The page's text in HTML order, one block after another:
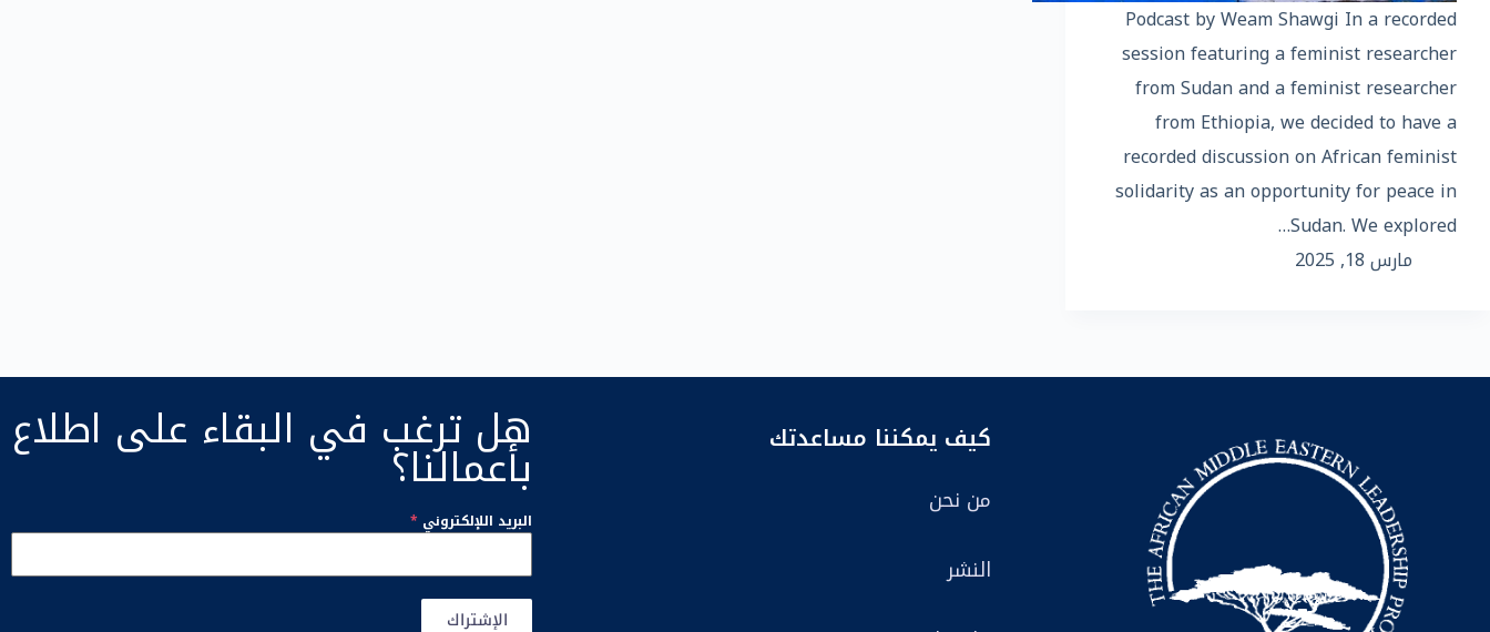
Podcast by Weam Shawgi In a recorded
session featuring a feminist researcher
from Sudan and a feminist researcher
from Ethiopia, we decided to have a
recorded discussion on African feminist
solidarity as an opportunity for peace in
Sudan. We explored…
مارس 18, 2025
هل ترغب في البقاء على اطلاع
بأعمالنا؟
البريد اللإلكتروني *
الإشتراك
كيف يمكننا مساعدتك
من نحن
النشر